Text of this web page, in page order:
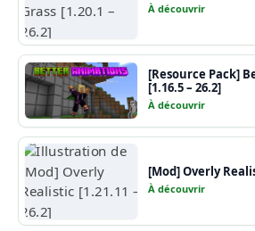
À découvrir
[Resource Pack]
[1.16.5 – 26.2]
À découvrir
[Mod] Overly
À découvrir